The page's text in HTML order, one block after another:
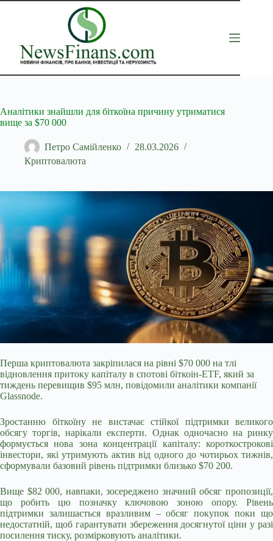
Перейти
Аналітики знайшли для біткоїна причину утриматися
вище за $70 000
Петро Самійленко
28.03.2026
Криптовалюта
Перша криптовалюта закріпилася на рівні $70 000 на тлі
відновлення притоку капіталу в спотові біткоін-ETF, який за
тиждень перевищив $95 млн, повідомили аналітики компанії
Glassnode.
Зростанню біткоїну не вистачає стійкої підтримки великого
обсягу торгів, нарікали експерти. Однак одночасно на ринку
формується нова зона концентрації капіталу: короткострокові
інвестори, які утримують актив від одного до чотирьох тижнів,
сформували базовий рівень підтримки близько $70 200.
Вище $82 000, навпаки, зосереджено значний обсяг пропозиції,
що робить цю позначку ключовою зоною опору. Рівень
підтримки залишається вразливим – обсяг покупок поки що
недостатній, щоб гарантувати збереження досягнутої ціни у разі
посилення тиску, розмірковують аналітики.